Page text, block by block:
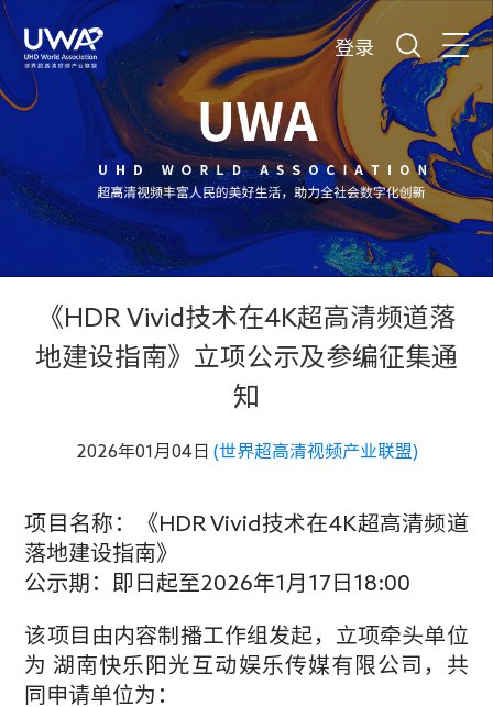
登录
《HDR Vivid技术在4K超高清频道落
地建设指南》立项公示及参编征集通
知
2026年01月04日 (世界超高清视频产业联盟)
项目名称：《HDR Vivid技术在4K超高清频道
落地建设指南》
公示期：即日起至2026年1月17日18:00
该项目由内容制播工作组发起，立项牵头单位
为 湖南快乐阳光互动娱乐传媒有限公司，共
同申请单位为：